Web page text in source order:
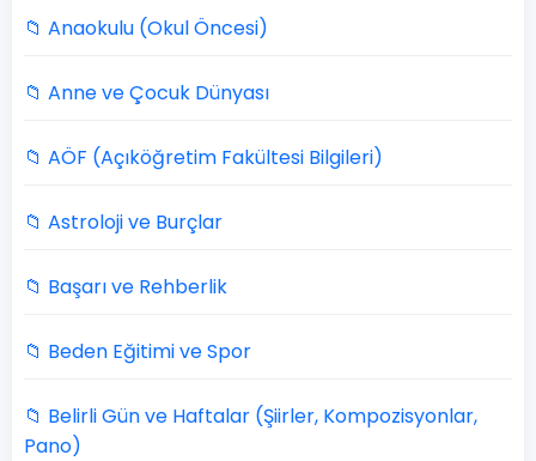
📁 Anaokulu (Okul Öncesi)
📁 Anne ve Çocuk Dünyası
📁 AÖF (Açıköğretim Fakültesi Bilgileri)
📁 Astroloji ve Burçlar
📁 Başarı ve Rehberlik
📁 Beden Eğitimi ve Spor
📁 Belirli Gün ve Haftalar (Şiirler, Kompozisyonlar,
Pano)